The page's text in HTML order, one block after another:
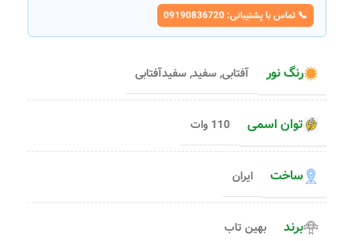
📞 تماس با پشتیبانی: 09190836720
رنگ نور آفتابی,سفید,سفیدآفتابی
توان اسمی 110 وات
ساخت ایران
برند بهین تاب